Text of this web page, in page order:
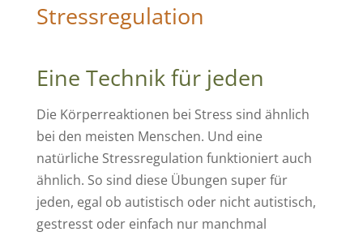
Stressregulation
Eine Technik für jeden
Die Körperreaktionen bei Stress sind ähnlich
bei den meisten Menschen. Und eine
natürliche Stressregulation funktioniert auch
ähnlich. So sind diese Übungen super für
jeden, egal ob autistisch oder nicht autistisch,
gestresst oder einfach nur manchmal